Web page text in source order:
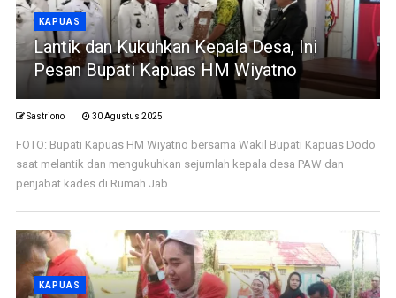
KAPUAS
Lantik dan Kukuhkan Kepala Desa, Ini
Pesan Bupati Kapuas HM Wiyatno
Sastriono 30 Agustus 2025
FOTO: Bupati Kapuas HM Wiyatno bersama Wakil Bupati Kapuas Dodo
saat melantik dan mengukuhkan sejumlah kepala desa PAW dan
penjabat kades di Rumah Jab ...
KAPUAS